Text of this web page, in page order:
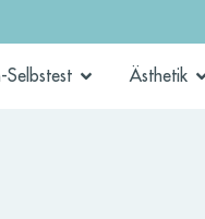
Selbstest Ästhetik